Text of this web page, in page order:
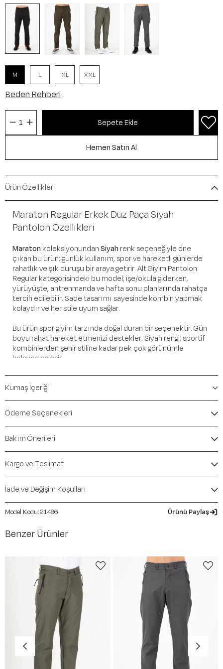
M L XL XXL
Beden Rehberi
Ürün Özellikleri
Maraton Regular Erkek Düz Paça Siyah
Pantolon Özellikleri
Maraton koleksiyonundanSiyah renk seçeneğiyle öne
çıkan bu ürün; günlük kullanım, spor ve hareketli günlerde
rahatlık ve şık duruşu bir araya getirir. Alt Giyim Pantolon
Regular kategorisindeki bu model; işe/okula giderken,
yürüyüşte, antrenmanda ve hafta sonu planlarında rahatça
tercih edilebilir. Sade tasarımı sayesinde kombin yapmak
kolaydır ve her stile uyum sağlar.
Bu ürün spor giyim tarzında doğal duran bir seçenektir. Gün
boyu rahat hareket etmenizi destekler. Siyah rengi; sportif
kombinlerden şehir stiline kadar pek çok görünümle
kolayca eşleşir.
Öne Çıkan Detaylar
Marka:Maraton
Renk:Siyah
Kalıp / Form:
Mevsim:Sonbahar-Kış
Kumaş İçeriği
Ödeme Seçenekleri
Bakım Önerileri
Kargo ve Teslimat
İade ve Değişim Koşulları
21486 Ürünü Paylaş
Benzer Ürünler